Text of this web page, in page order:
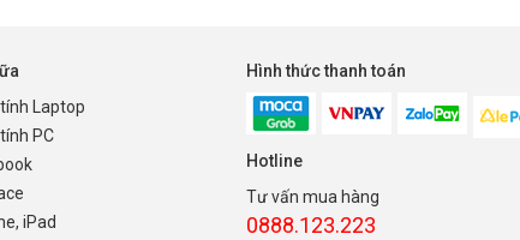
Laptop
PC
iPad
Hình thức thanh toán
Hotline
Tư vấn mua hàng
0888.123.223